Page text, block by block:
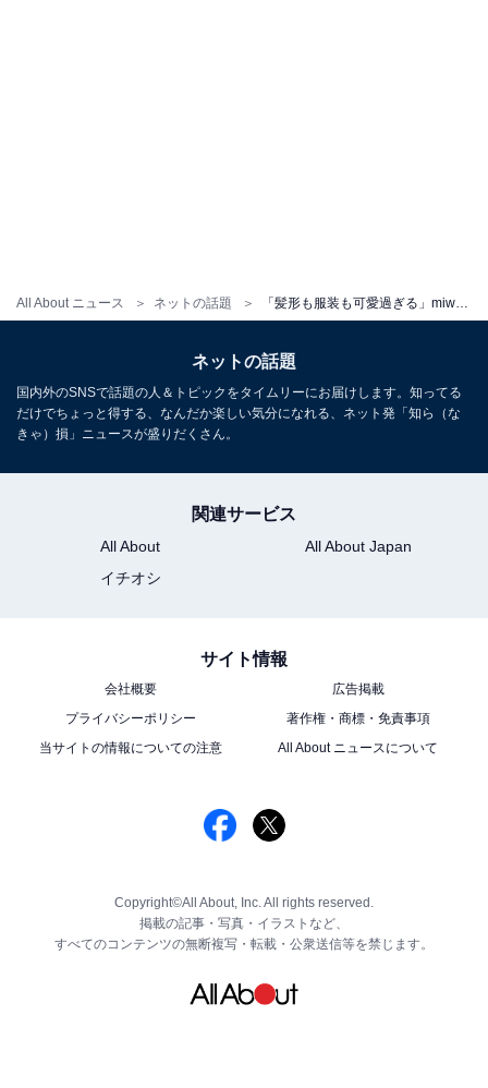
All About ニュース ネットの話題
ネットの話題
国内外のSNSで話題の人＆トピックをタイムリーにお届けします。知ってる
だけでちょっと得する、なんだか楽しい気分になれる、ネット発「知ら（な
きゃ）損」ニュースが盛りだくさん。
関連サービス
All About
All About Japan
イチオシ
サイト情報
会社概要
広告掲載
プライバシーポリシー
著作権・商標・免責事項
当サイトの情報についての注意
All About ニュースについて
Copyright©All About, Inc. All rights reserved.
掲載の記事・写真・イラストなど、
すべてのコンテンツの無断複写・転載・公衆送信等を禁じます。